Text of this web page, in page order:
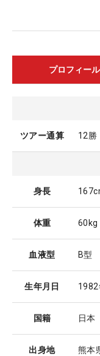
プロフィール
ツアー通算 12勝
身長
体重 60kg
血液型 B型
生年月日
国籍 日本
出身地 熊本